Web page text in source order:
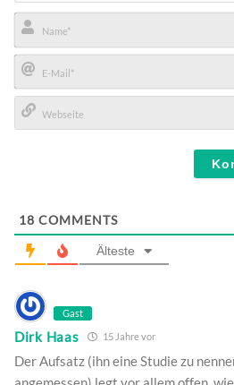
Name*
E-
Mail*
18 COMMENTS
Älteste
Gast
Dirk Haas 15 Jahre vor
Der Aufsatz (ihn eine Studie zu